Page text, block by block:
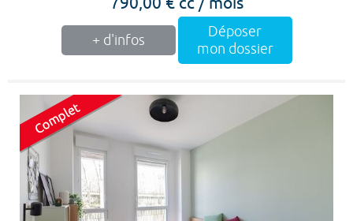
+ d'infos
Déposer
mon dossier